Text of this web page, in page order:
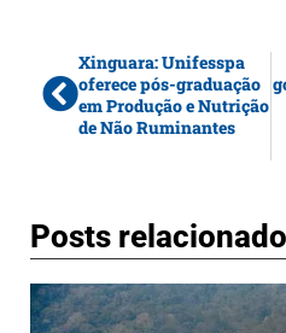
Xinguara: Unifesspa
oferece pós-graduação
em Produção e Nutrição
de Não Ruminantes
Posts